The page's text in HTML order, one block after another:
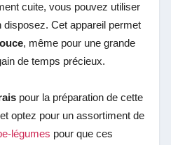
cuite, vous pouvez utiliser
Cet appareil permet
, même pour une grande
de temps précieux.
pour la préparation de cette
optez pour un assortiment de
légumes pour que ces